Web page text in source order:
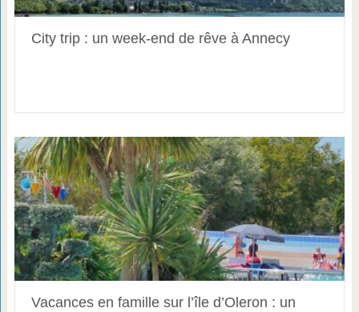
City trip : un week-end de rêve à Annecy
Vacances en famille sur l’île d’Oleron : un